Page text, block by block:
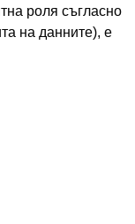
роля съгласно
на данните), е